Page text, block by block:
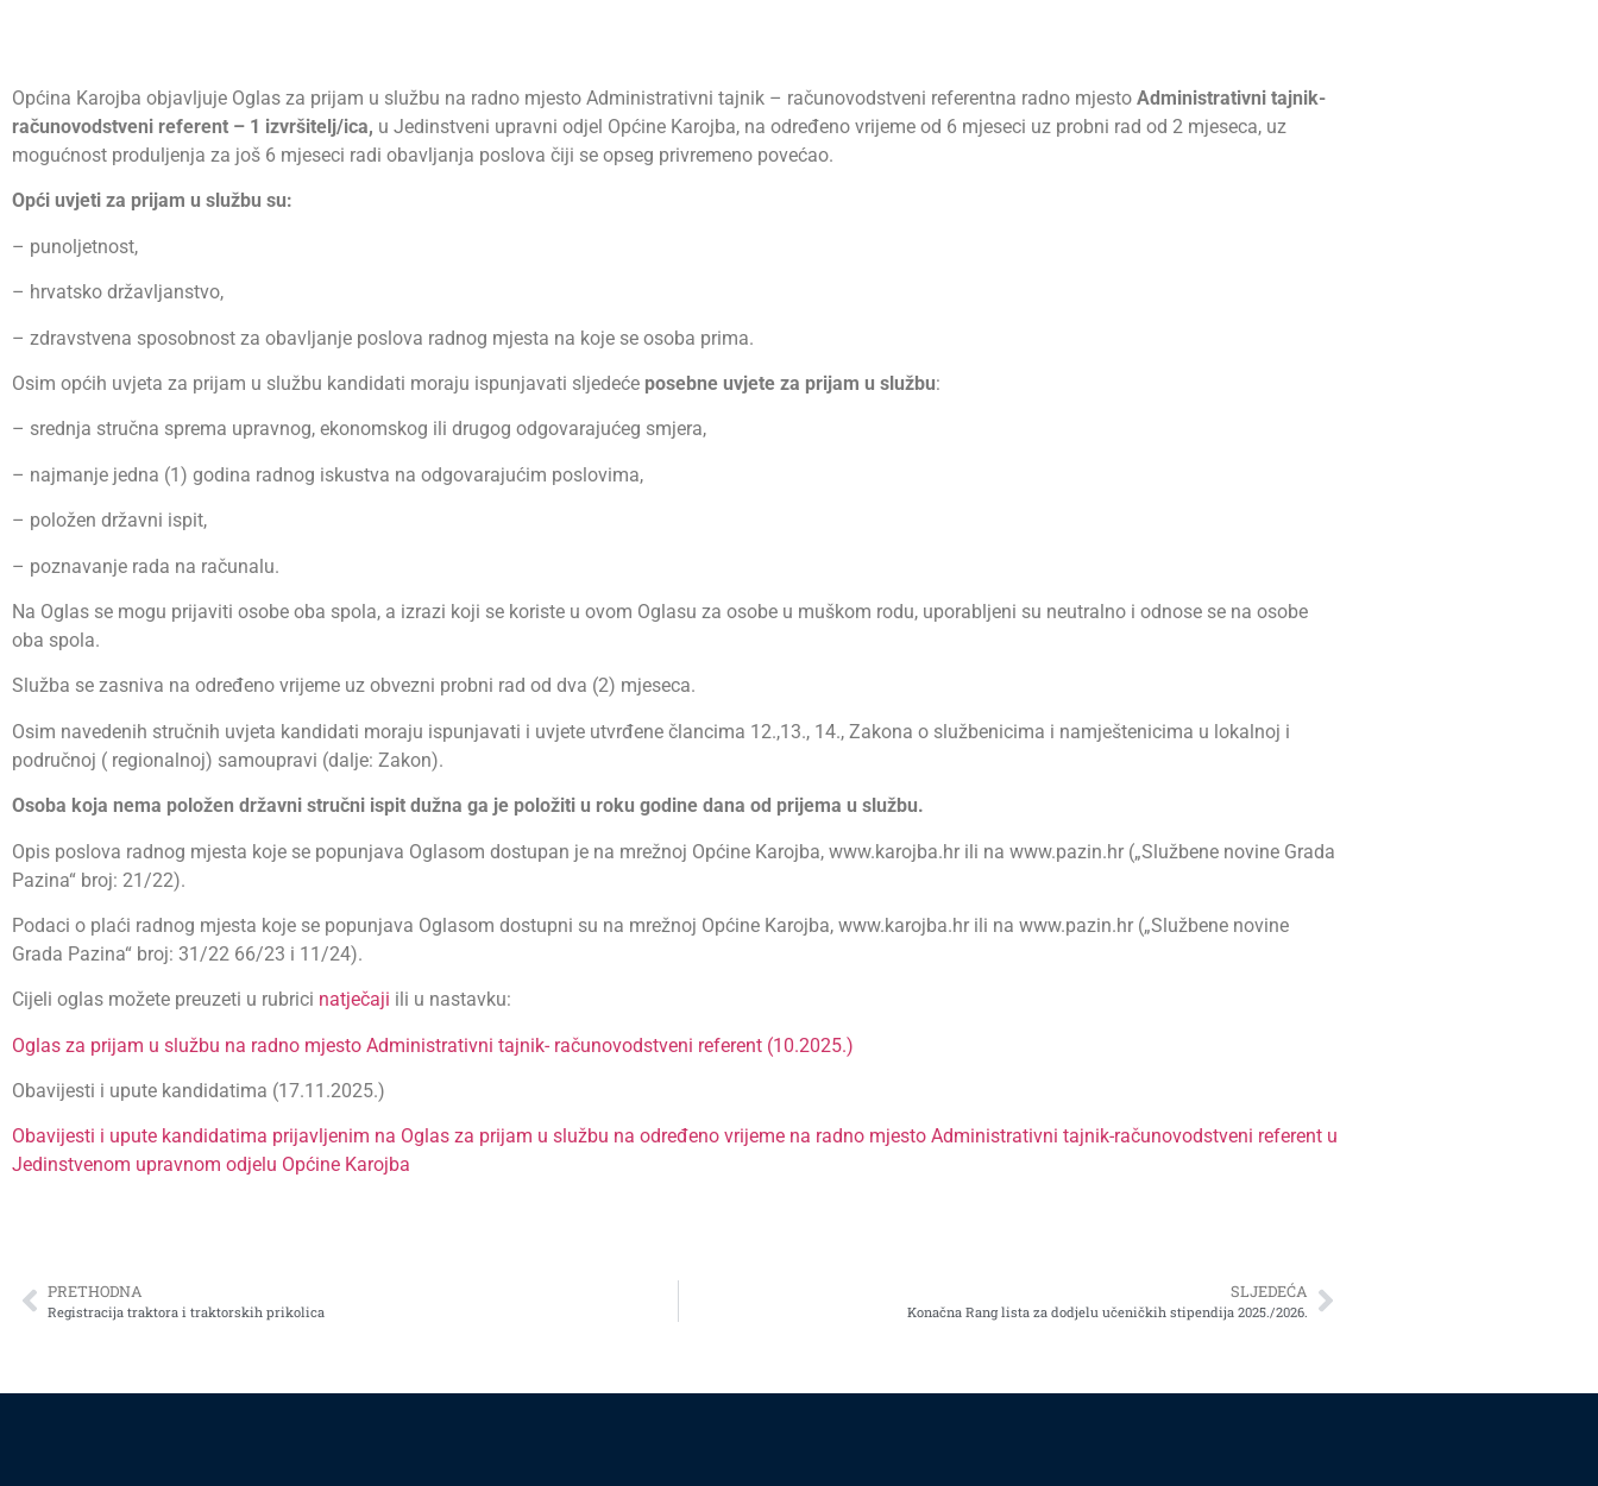
Općina Karojba objavljuje Oglas za prijam u službu na radno mjesto Administrativni tajnik – računovodstveni referentna radno mjesto Administrativni tajnik-
računovodstveni referent – 1 izvršitelj/ica, u Jedinstveni upravni odjel Općine Karojba, na određeno vrijeme od 6 mjeseci uz probni rad od 2 mjeseca, uz
mogućnost produljenja za još 6 mjeseci radi obavljanja poslova čiji se opseg privremeno povećao.
Opći uvjeti za prijam u službu su:
– punoljetnost,
– hrvatsko državljanstvo,
– zdravstvena sposobnost za obavljanje poslova radnog mjesta na koje se osoba prima.
Osim općih uvjeta za prijam u službu kandidati moraju ispunjavati sljedeće posebne uvjete za prijam u službu:
– srednja stručna sprema upravnog, ekonomskog ili drugog odgovarajućeg smjera,
– najmanje jedna (1) godina radnog iskustva na odgovarajućim poslovima,
– položen državni ispit,
– poznavanje rada na računalu.
Na Oglas se mogu prijaviti osobe oba spola, a izrazi koji se koriste u ovom Oglasu za osobe u muškom rodu, uporabljeni su neutralno i odnose se na osobe
oba spola.
Služba se zasniva na određeno vrijeme uz obvezni probni rad od dva (2) mjeseca.
Osim navedenih stručnih uvjeta kandidati moraju ispunjavati i uvjete utvrđene člancima 12.,13., 14., Zakona o službenicima i namještenicima u lokalnoj i
područnoj ( regionalnoj) samoupravi (dalje: Zakon).
Osoba koja nema položen državni stručni ispit dužna ga je položiti u roku godine dana od prijema u službu.
Opis poslova radnog mjesta koje se popunjava Oglasom dostupan je na mrežnoj Općine Karojba, www.karojba.hr ili na www.pazin.hr („Službene novine Grada
Pazina“ broj: 21/22).
Podaci o plaći radnog mjesta koje se popunjava Oglasom dostupni su na mrežnoj Općine Karojba, www.karojba.hr ili na www.pazin.hr („Službene novine
Grada Pazina“ broj: 31/22 66/23 i 11/24).
Cijeli oglas možete preuzeti u rubrici natječaji ili u nastavku:
Oglas za prijam u službu na radno mjesto Administrativni tajnik- računovodstveni referent (10.2025.)
Obavijesti i upute kandidatima (17.11.2025.)
Obavijesti i upute kandidatima prijavljenim na Oglas za prijam u službu na određeno vrijeme na radno mjesto Administrativni tajnik-računovodstveni referent u
Jedinstvenom upravnom odjelu Općine Karojba
PRETHODNA
Registracija traktora i traktorskih prikolica
SLJEDEĆA
Konačna Rang lista za dodjelu učeničkih stipendija 2025./2026.